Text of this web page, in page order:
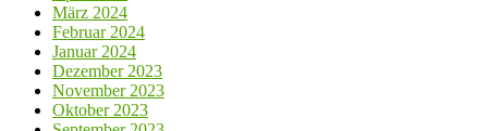
März 2024
Februar 2024
Januar 2024
Dezember 2023
November 2023
Oktober 2023